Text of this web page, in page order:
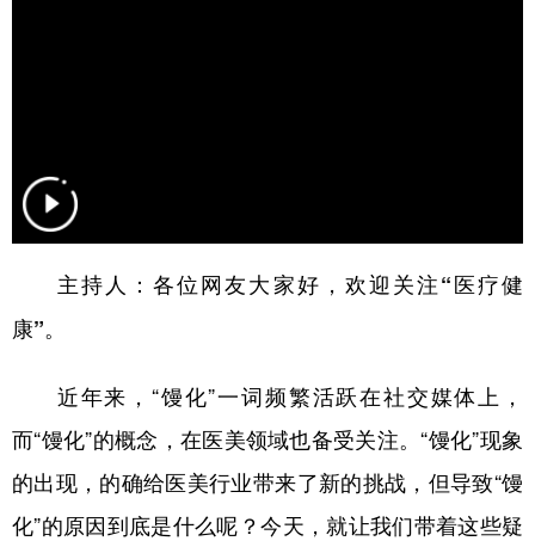
主持人：各位网友大家好，欢迎关注“医疗健
康”。
近年来，“馒化”一词频繁活跃在社交媒体上，
而“馒化”的概念，在医美领域也备受关注。“馒化”现象
的出现，的确给医美行业带来了新的挑战，但导致“馒
化”的原因到底是什么呢？今天，就让我们带着这些疑